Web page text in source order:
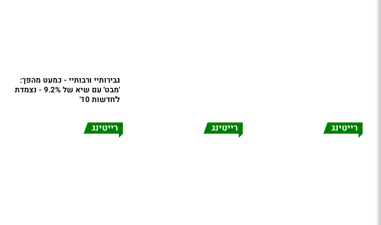
גבירותיי ורבותיי - כמעט מהפך:
'מבט' עם שיא של 9.2% - נצמדת
ל'חדשות 10'
רייטינג רייטינג רייטינג